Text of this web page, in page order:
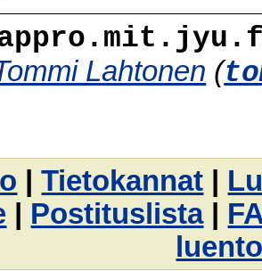
Lahtonen (
|Tietokannat
Postituslista|